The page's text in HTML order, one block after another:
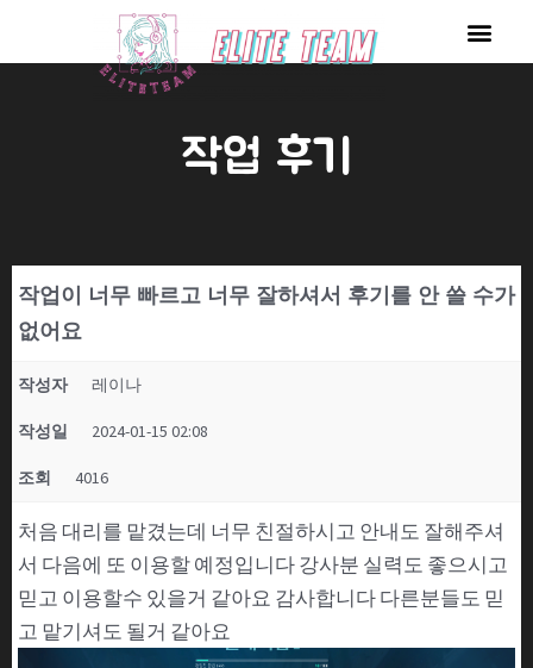
작업 후기
작업이 너무 빠르고 너무 잘하셔서 후기를 안 쓸 수가
없어요
작성자 레이나
작성일 2024-01-15 02:08
조회 4016
처음 대리를 맡겼는데 너무 친절하시고 안내도 잘해주셔
서 다음에 또 이용할 예정입니다 강사분 실력도 좋으시고
믿고 이용할수 있을거 같아요 감사합니다 다른분들도 믿
고 맡기셔도 될거 같아요